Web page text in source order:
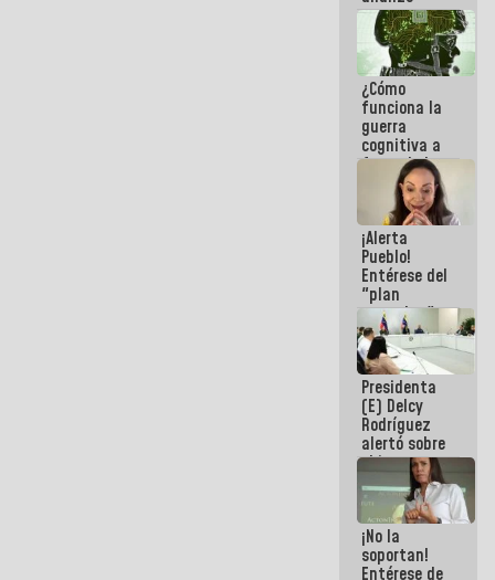
programa
junto a
gobernadores
planes de
recuperación
del Sistema
Eléctrico
Nacional
¿Cómo
funciona la
guerra
cognitiva a
favor de la
narrativa
hegemónica?
(1)
¡Alerta
Pueblo!
Entérese del
"plan
enjambre"
de La Sayo
para
sabotear el
diálogo y
promover el
caos
Presidenta
(E) Delcy
Rodríguez
alertó sobre
el impacto
de la
emergencia
climática en
los oceános
¡No la
soportan!
Entérese de